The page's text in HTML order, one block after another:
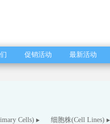
促销活动 最新活动
Cells) 细胞株(Cell Lines)